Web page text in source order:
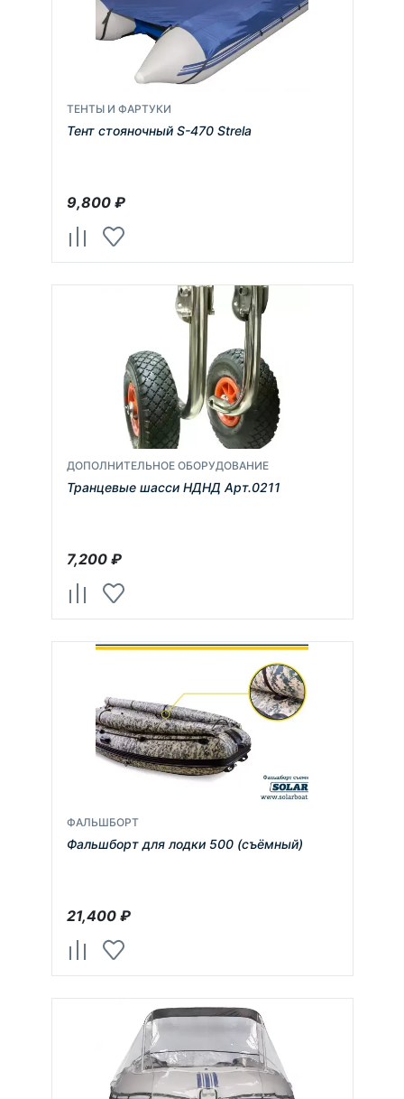
ТЕНТЫ И ФАРТУКИ
Тент стояночный S-470 Strela
9,800₽
ДОПОЛНИТЕЛЬНОЕ ОБОРУДОВАНИЕ
Транцевые шасси НДНД Арт.0211
7,200₽
ФАЛЬШБОРТ
Фальшборт для лодки 500 (съёмный)
21,400₽